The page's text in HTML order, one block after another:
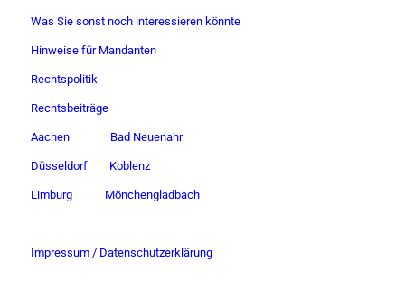
Was Sie sonst noch interessieren könnte
Hinweise für Mandanten
Rechtspolitik
Rechtsbeiträge
Aachen Bad Neuenahr
Düsseldorf Koblenz
Limburg Mönchengladbach
Impressum / Datenschutzerklärung